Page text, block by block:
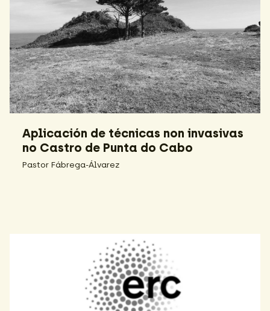
Aplicación de técnicas non invasivas
no Castro de Punta do Cabo
Pastor Fábrega-Álvarez